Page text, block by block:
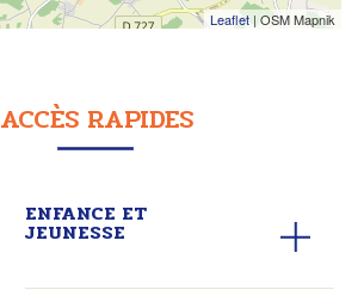
Leaflet | OSM Mapnik
ACCÈS RAPIDES
ENFANCE ET
JEUNESSE